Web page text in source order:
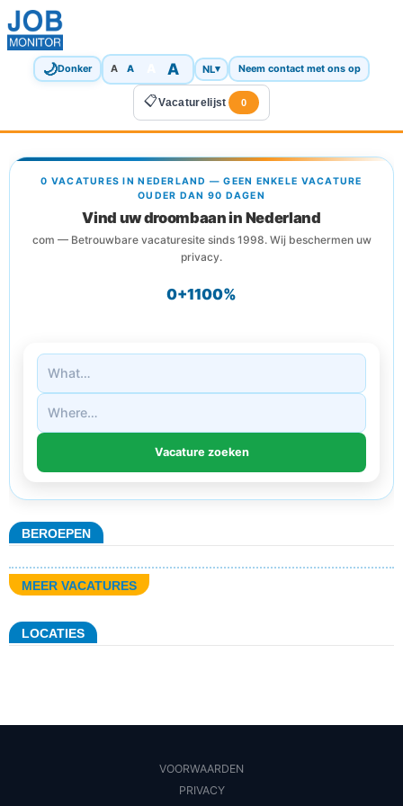
🌙Donker A A A NL▾ Neem contact met ons op
📋Vacaturelijst 0
0 VACATURES IN NEDERLAND — GEEN ENKELE VACATURE
OUDER DAN 90 DAGEN
Vind uw droombaan in Nederland
com — Betrouwbare vacaturesite sinds 1998. Wij beschermen uw
privacy.
0+1100%
BEROEPEN
MEER VACATURES
LOCATIES
VOORWAARDEN
PRIVACY